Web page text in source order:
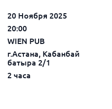
20 Ноября 2025
20:00
WIEN PUB
г.Астана, Кабанбай
батыра 2/1
2 часа